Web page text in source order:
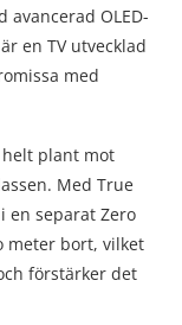
OLED-
en TV utvecklad
med
helt plant mot
Med True
en separat Zero
meter bort, vilket
förstärker det